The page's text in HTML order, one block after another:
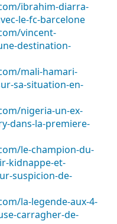
ibrahim-diarra-
le-fc-barcelone
vincent-
destination-
mali-hamari-
sa-situation-en-
nigeria-un-ex-
dans-la-premiere-
le-champion-du-
kidnappe-et-
suspicion-de-
la-legende-aux-4-
carragher-de-